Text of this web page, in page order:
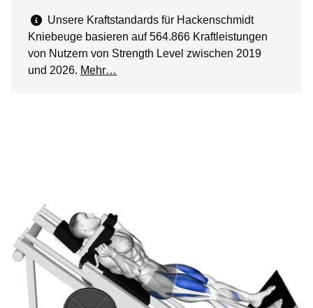
Unsere Kraftstandards für Hackenschmidt
Kniebeuge basieren auf 564.866 Kraftleistungen
von Nutzern von Strength Level zwischen 2019
und 2026. Mehr…